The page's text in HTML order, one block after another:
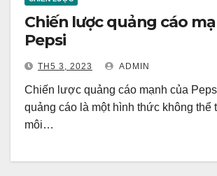
Chiến lược quảng cáo
Pepsi
TH5 3, 2023 ADMIN
Chiến lược quảng cáo mạnh của
quảng cáo là một hình thức không thể
môi…